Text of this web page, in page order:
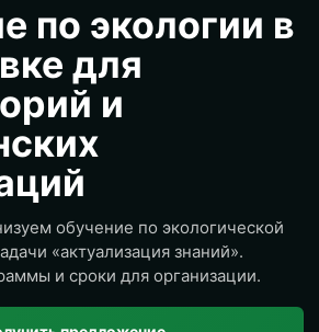
по экологии в
для
и
обучение по экологической
«актуализация знаний».
и сроки для организации.